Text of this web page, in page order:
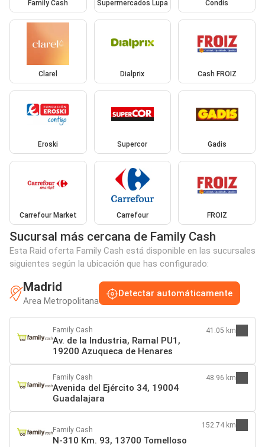
Family Cash Supermercados Lupa Condis
Clarel Dialprix Cash FROIZ
Eroski Supercor Gadis
Carrefour Market Carrefour FROIZ
Sucursal más cercana de Family Cash
Esta Raid oferta Family Cash está disponible en las sucursales
siguientes según la ubicación que has configurado:
Madrid
Area Metropolitana
Detectar automáticamente
Family Cash
Av. de la Industria, Ramal PU1,
19200 Azuqueca de Henares
41.05 km
Family Cash
Avenida del Ejército 34, 19004
Guadalajara
48.96 km
Family Cash
N-310 Km. 93, 13700 Tomelloso
152.74 km